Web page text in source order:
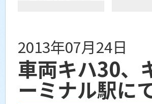
2013年07月24日
車両キハ30、
ーミナル駅にて